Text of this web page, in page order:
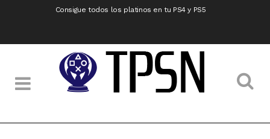
Consigue todos los platinos en tu PS4 y PS5